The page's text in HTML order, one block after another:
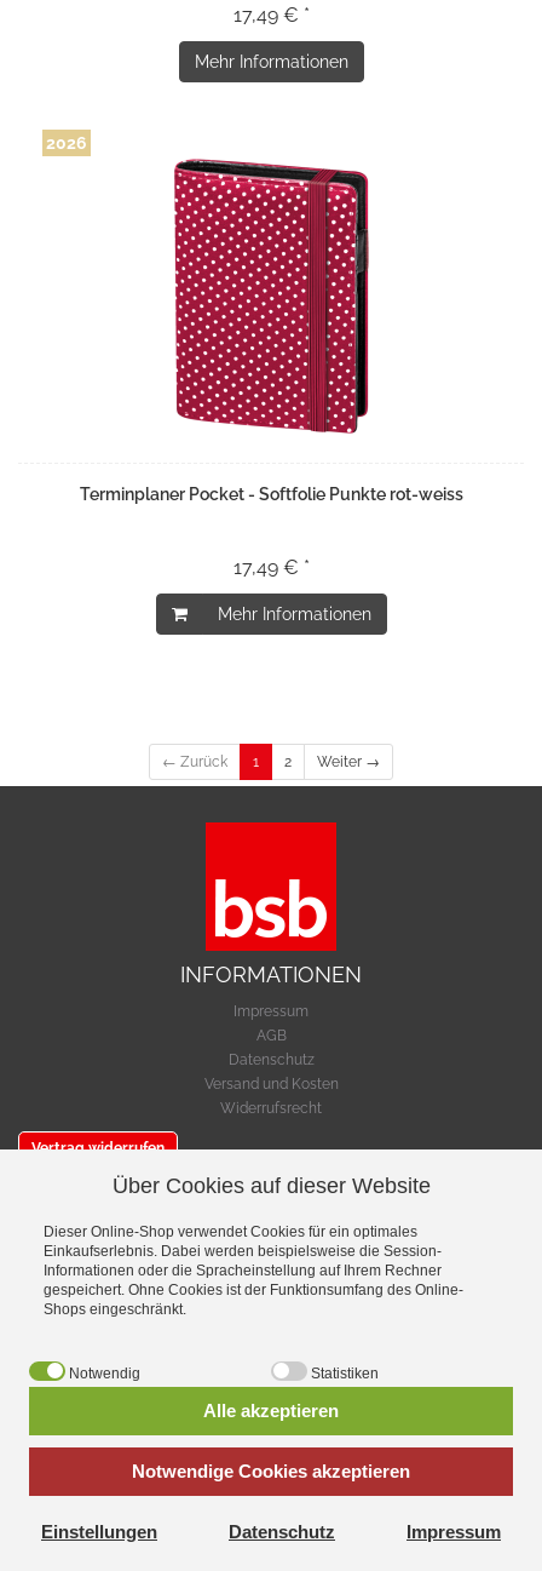
17,49 € *
Mehr Informationen
2026
Terminplaner Pocket - Softfolie Punkte rot-weiss
17,49 € *
Mehr Informationen
← Zurück 1 2 Weiter →
INFORMATIONEN
Impressum
AGB
Datenschutz
Versand und Kosten
Widerrufsrecht
Vertrag widerrufen
SERVICE
Warenkorb
Cookie-Einstellungen bearbeiten
VERSAND- & ZAHLUNGSMETHODEN
Über Cookies auf dieser Website
Dieser Online-Shop verwendet Cookies für ein optimales
Einkaufserlebnis. Dabei werden beispielsweise die Session-
Informationen oder die Spracheinstellung auf Ihrem Rechner
gespeichert. Ohne Cookies ist der Funktionsumfang des Online-
Shops eingeschränkt.
Notwendig Statistiken
Alle akzeptieren
Notwendige Cookies akzeptieren
Einstellungen Datenschutz Impressum